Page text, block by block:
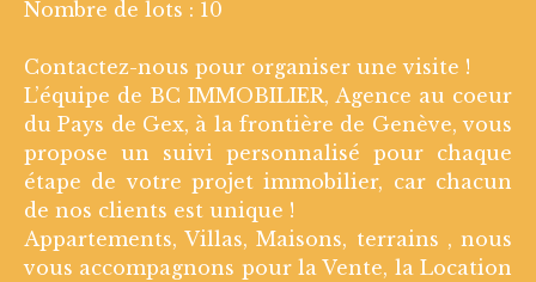
Nombre de lots : 10
Contactez-nous pour organiser une visite !
L’équipe de BC IMMOBILIER, Agence au coeur
du Pays de Gex, à la frontière de Genève, vous
propose un suivi personnalisé pour chaque
étape de votre projet immobilier, car chacun
de nos clients est unique !
Appartements, Villas, Maisons, terrains , nous
vous accompagnons pour la Vente, la Location